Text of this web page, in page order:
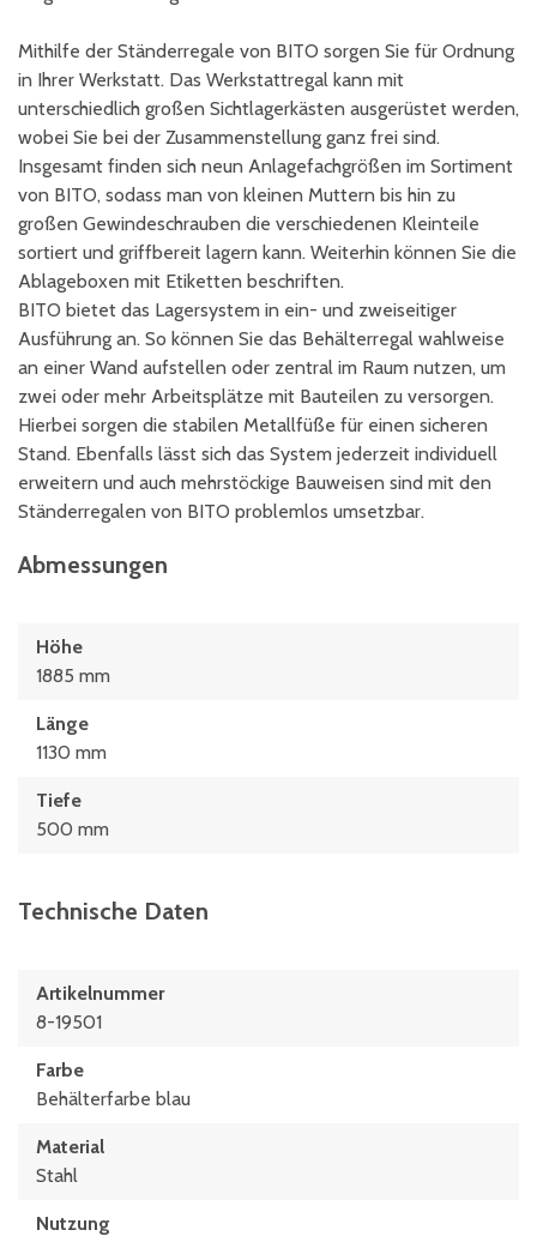
Mithilfe der Ständerregale von BITO sorgen Sie für Ordnung
in Ihrer Werkstatt. Das Werkstattregal kann mit
unterschiedlich großen Sichtlagerkästen ausgerüstet werden,
wobei Sie bei der Zusammenstellung ganz frei sind.
Insgesamt finden sich neun Anlagefachgrößen im Sortiment
von BITO, sodass man von kleinen Muttern bis hin zu
großen Gewindeschrauben die verschiedenen Kleinteile
sortiert und griffbereit lagern kann. Weiterhin können Sie die
Ablageboxen mit Etiketten beschriften.
BITO bietet das Lagersystem in ein- und zweiseitiger
Ausführung an. So können Sie das Behälterregal wahlweise
an einer Wand aufstellen oder zentral im Raum nutzen, um
zwei oder mehr Arbeitsplätze mit Bauteilen zu versorgen.
Hierbei sorgen die stabilen Metallfüße für einen sicheren
Stand. Ebenfalls lässt sich das System jederzeit individuell
erweitern und auch mehrstöckige Bauweisen sind mit den
Ständerregalen von BITO problemlos umsetzbar.
Abmessungen
Höhe
1885 mm
Länge
1130 mm
Tiefe
500 mm
Technische Daten
Artikelnummer
8-19501
Farbe
Behälterfarbe blau
Material
Stahl
Nutzung